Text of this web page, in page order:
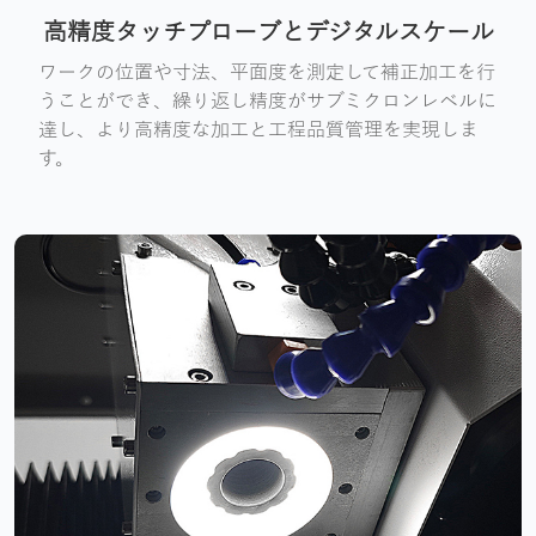
高精度タッチプローブとデジタルスケール
ワークの位置や寸法、平面度を測定して補正加工を行
うことができ、繰り返し精度がサブミクロンレベルに
達し、より高精度な加工と工程品質管理を実現しま
す。